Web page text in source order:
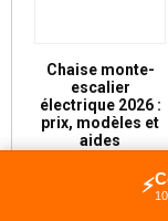
Chaise monte-
escalier
électrique 2026 :
prix, modèles et
aides
⚡